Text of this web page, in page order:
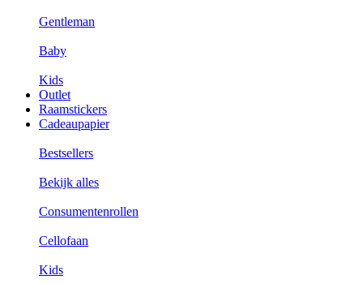
Gentleman
Baby
Kids
Outlet
Raamstickers
Cadeaupapier
Bestsellers
Bekijk alles
Consumentenrollen
Cellofaan
Kids